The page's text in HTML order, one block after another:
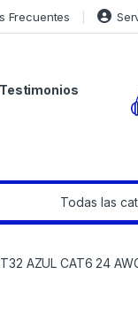
Frecuentes
Testimonios
AZUL CAT6 24